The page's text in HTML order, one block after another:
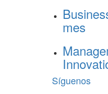
mes
Síguenos